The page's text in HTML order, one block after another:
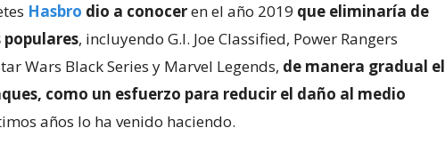
Hasbro dio a conoceren el año 2019 que eliminaría de
populares, incluyendo G.I. Joe Classified, Power Rangers
Wars Black Series y Marvel Legends, de manera gradual el
como un esfuerzo para reducir el daño al medio
años lo ha venido haciendo.